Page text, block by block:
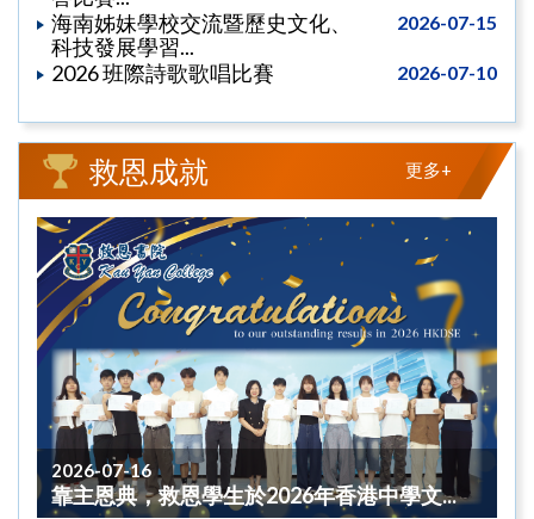
2026-07-15
海南姊妹學校交流暨歷史文化、
科技發展學習...
2026-07-10
2026 班際詩歌歌唱比賽
救恩成就
2026-07-16
靠主恩典，救恩學生於2026年香港中學文...
更多+